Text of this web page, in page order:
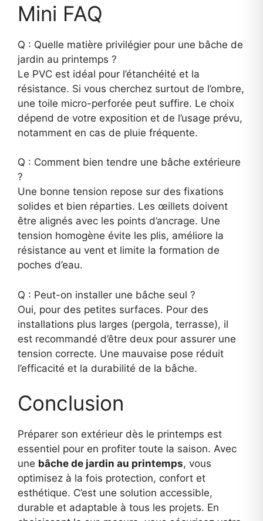
Mini FAQ
Q : Quelle matière privilégier pour une bâche de
jardin au printemps ?
Le PVC est idéal pour l’étanchéité et la
résistance. Si vous cherchez surtout de l’ombre,
une toile micro-perforée peut suffire. Le choix
dépend de votre exposition et de l’usage prévu,
notamment en cas de pluie fréquente.
Q : Comment bien tendre une bâche extérieure
?
Une bonne tension repose sur des fixations
solides et bien réparties. Les œillets doivent
être alignés avec les points d’ancrage. Une
tension homogène évite les plis, améliore la
résistance au vent et limite la formation de
poches d’eau.
Q : Peut-on installer une bâche seul ?
Oui, pour des petites surfaces. Pour des
installations plus larges (pergola, terrasse), il
est recommandé d’être deux pour assurer une
tension correcte. Une mauvaise pose réduit
l’efficacité et la durabilité de la bâche.
Conclusion
Préparer son extérieur dès le printemps est
essentiel pour en profiter toute la saison. Avec
une bâche de jardin au printemps, vous
optimisez à la fois protection, confort et
esthétique. C’est une solution accessible,
durable et adaptable à tous les projets. En